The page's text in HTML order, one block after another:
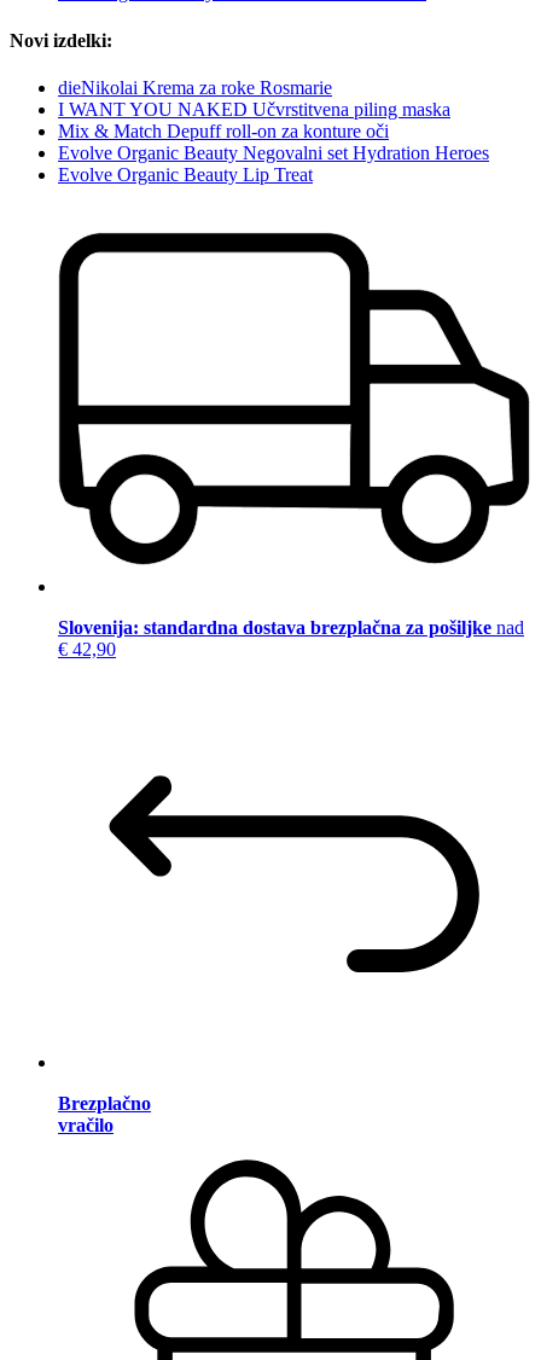
Novi izdelki:
dieNikolai Krema za roke Rosmarie
I WANT YOU NAKED Učvrstitvena piling maska
Mix & Match Depuff roll-on za konture oči
Evolve Organic Beauty Negovalni set Hydration Heroes
Evolve Organic Beauty Lip Treat
Slovenija: standardna dostava brezplačna za pošiljke nad
€ 42,90
Brezplačno
vračilo